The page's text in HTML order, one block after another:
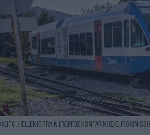
ΦΩΤΟ: HELLENIC TRAIN (ΓΙΩΡΓΟΣ ΚΟΝΤΑΡΙΝΗΣ/EUROKINISSI)